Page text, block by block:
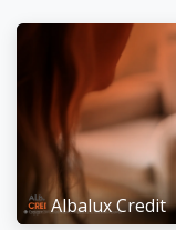
Albalux Credit